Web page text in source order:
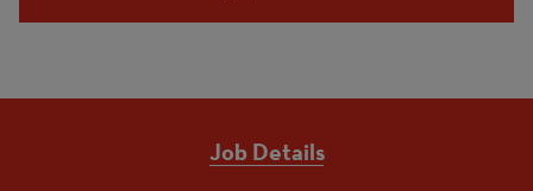
Job Details